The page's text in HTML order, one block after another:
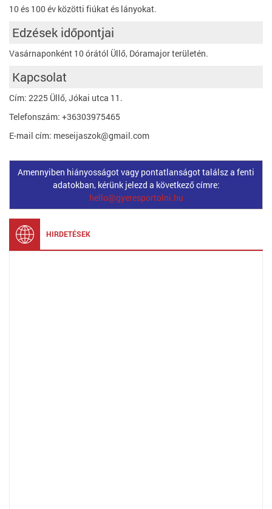
10 és 100 év közötti fiúkat és lányokat.
Edzések időpontjai
Vasárnaponként 10 órától Üllő, Dóramajor területén.
Kapcsolat
Cím: 2225 Üllő, Jókai utca 11.
Telefonszám: +36303975465
E-mail cím: meseijaszok@gmail.com
Amennyiben hiányosságot vagy pontatlanságot találsz a fenti
adatokban, kérünk jelezd a következő címre:
hello@gyeresportolni.hu
HIRDETÉSEK